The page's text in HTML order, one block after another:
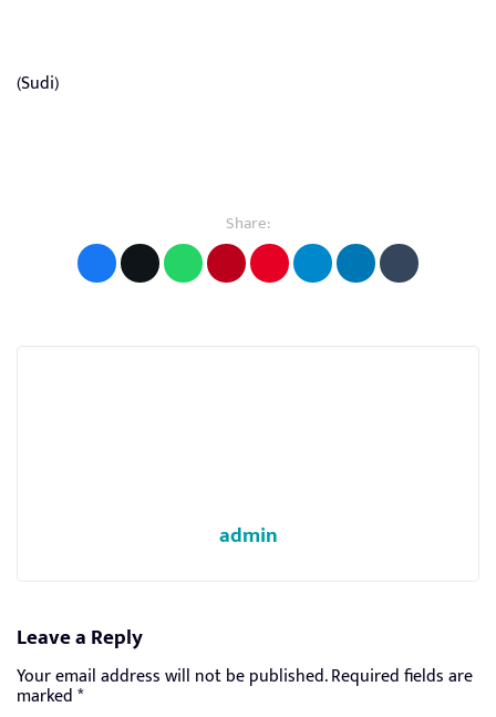
(Sudi)
Share:
admin
Leave a Reply
Your email address will not be published.Required fields are
marked*